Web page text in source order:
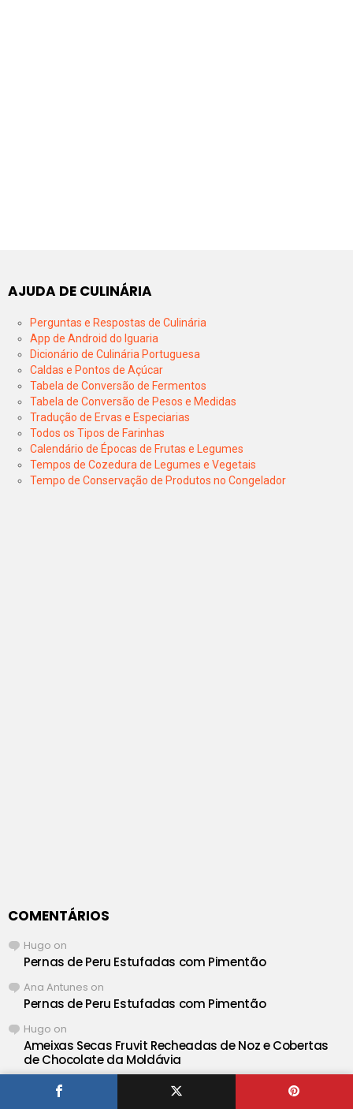
AJUDA DE CULINÁRIA
Perguntas e Respostas de Culinária
App de Android do Iguaria
Dicionário de Culinária Portuguesa
Caldas e Pontos de Açúcar
Tabela de Conversão de Fermentos
Tabela de Conversão de Pesos e Medidas
Tradução de Ervas e Especiarias
Todos os Tipos de Farinhas
Calendário de Épocas de Frutas e Legumes
Tempos de Cozedura de Legumes e Vegetais
Tempo de Conservação de Produtos no Congelador
COMENTÁRIOS
Hugo on
Pernas de Peru Estufadas com Pimentão
Ana Antunes on
Pernas de Peru Estufadas com Pimentão
Hugo on
Ameixas Secas Fruvit Recheadas de Noz e Cobertas
de Chocolate da Moldávia
Teresa Carla Batista
Ameixas Secas Fruvit Recheadas de Noz e Cobertas